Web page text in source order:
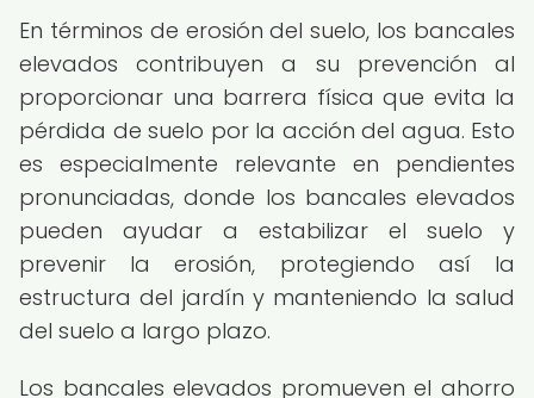
En términos de erosión del suelo, los bancales
elevados contribuyen a su prevención al
proporcionar una barrera física que evita la
pérdida de suelo por la acción del agua. Esto
es especialmente relevante en pendientes
pronunciadas, donde los bancales elevados
pueden ayudar a estabilizar el suelo y
prevenir la erosión, protegiendo así la
estructura del jardín y manteniendo la salud
del suelo a largo plazo.
Los bancales elevados promueven el ahorro